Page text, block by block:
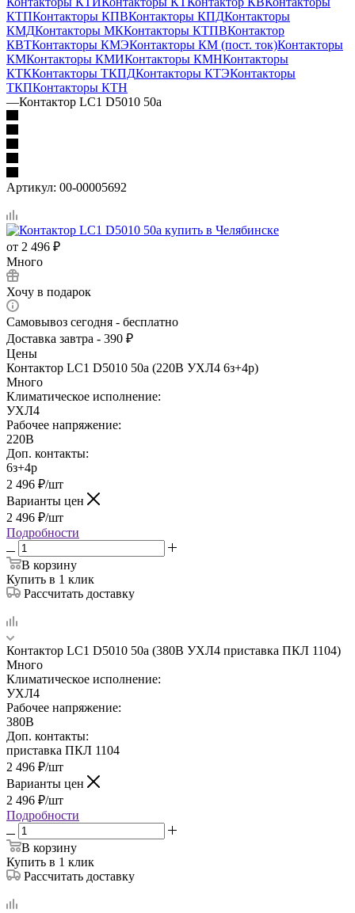
КТПКонтакторы КПВКонтакторы КПДКонтакторы
КМДКонтакторы МККонтакторы КТПВКонтактор
КВТКонтакторы КМЭКонтакторы КМ (пост. ток)Контакторы
КМКонтакторы КМИКонтакторы КМНКонтакторы
КТККонтакторы ТКПДКонтакторы КТЭКонтакторы
ТКПКонтакторы КТН
—Контактор LC1 D5010 50а
Артикул: 00-00005692
от 2 496 ₽
Много
Хочу в подарок
Самовывоз сегодня - бесплатно
Доставка завтра - 390 ₽
Цены
Контактор LC1 D5010 50а (220В УХЛ4 6з+4р)
Много
Климатическое исполнение:
УХЛ4
Рабочее напряжение:
220В
Доп. контакты:
6з+4р
2 496 ₽/шт
Варианты цен
2 496 ₽/шт
Подробности
В корзину
Купить в 1 клик
Рассчитать доставку
Контактор LC1 D5010 50а (380В УХЛ4 приставка ПКЛ 1104)
Много
Климатическое исполнение:
УХЛ4
Рабочее напряжение:
380В
Доп. контакты:
приставка ПКЛ 1104
2 496 ₽/шт
Варианты цен
2 496 ₽/шт
Подробности
В корзину
Купить в 1 клик
Рассчитать доставку